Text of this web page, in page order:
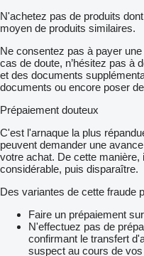
N'achetez pas de produits
moyen de produits similaires.
Ne consentez pas à payer
cas de doute, n’hésitez pas à
et des documents
documents ou encore poser
Prépaiement douteux
C'est l'arnaque la plus
peuvent demander une
votre achat. De cette
considérable, puis disparaître.
Des variantes de cette fraude
Faire un prépaiement
N'effectuez pas de
confirmant le transfert
suspect au cours de